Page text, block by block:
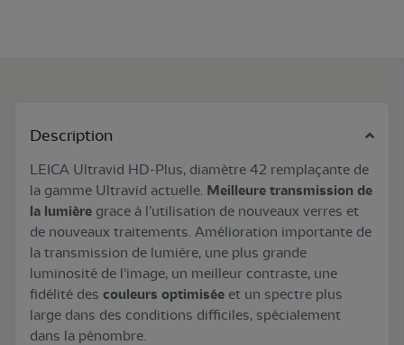
Description
LEICA Ultravid HD-Plus, diamètre 42 remplaçante de
la gamme Ultravid actuelle. Meilleure transmission de
la lumière grace à l’utilisation de nouveaux verres et
de nouveaux traitements. Amélioration importante de
la transmission de lumière, une plus grande
luminosité de l'image, un meilleur contraste, une
fidélité des couleurs optimisée et un spectre plus
large dans des conditions difficiles, spécialement
dans la pénombre.